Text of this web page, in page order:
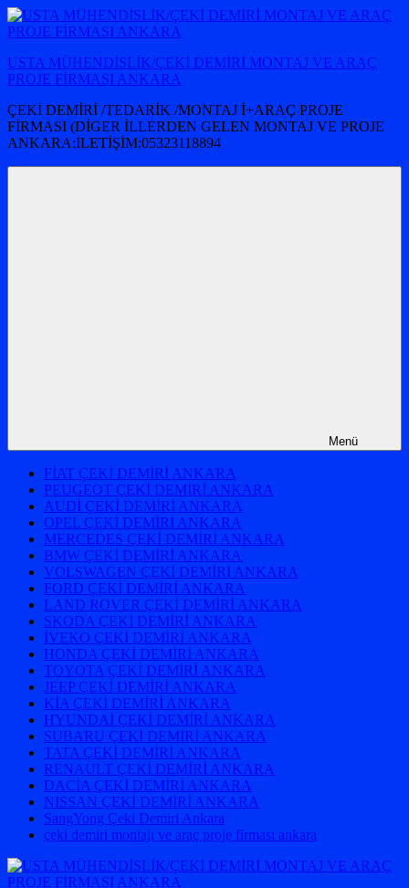
İçeriğe
atla
USTA MÜHENDİSLİK/ÇEKİ DEMİRİ MONTAJ VE ARAÇ
PROJE FİRMASI ANKARA
ÇEKİ DEMİRİ /TEDARİK /MONTAJ İ+ARAÇ PROJE
FİRMASI (DİGER İLLERDEN GELEN MONTAJ VE PROJE
ANKARA:İLETİŞİM:05323118894
Menü
FİAT ÇEKİ DEMİRİ ANKARA
PEUGEOT ÇEKİ DEMİRİ ANKARA
AUDİ ÇEKİ DEMİRİ ANKARA
OPEL ÇEKİ DEMİRİ ANKARA
MERCEDES ÇEKİ DEMİRİ ANKARA
BMW ÇEKİ DEMİRİ ANKARA
VOLSWAGEN ÇEKİ DEMİRİ ANKARA
FORD ÇEKİ DEMİRİ ANKARA
LAND ROVER ÇEKİ DEMİRİ ANKARA
SKODA ÇEKİ DEMİRİ ANKARA
İVEKO ÇEKİ DEMİRİ ANKARA
HONDA ÇEKİ DEMİRİ ANKARA
TOYOTA ÇEKİ DEMİRİ ANKARA
JEEP ÇEKİ DEMİRİ ANKARA
KİA ÇEKİ DEMİRİ ANKARA
HYUNDAİ ÇEKİ DEMİRİ ANKARA
SUBARU ÇEKİ DEMİRİ ANKARA
TATA ÇEKİ DEMİRİ ANKARA
RENAULT ÇEKİ DEMİRİ ANKARA
DACİA ÇEKİ DEMİRİ ANKARA
NISSAN ÇEKİ DEMİRİ ANKARA
SangYong Çeki Demiri Ankara
çeki demiri montajı ve araç proje firması ankara